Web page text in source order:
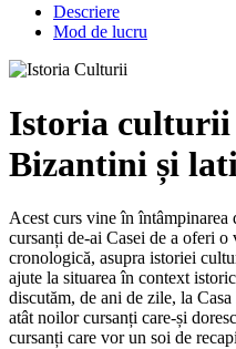
Descriere
Mod de lucru
Istoria culturii
Bizantini și
Acest curs vine în
cursanți de-ai Casei de a oferi
cronologică, asupra istoriei
ajute la situarea în context
discutăm, de ani de zile, la Casa
atât noilor cursanți care-și
cursanți care vor un soi de